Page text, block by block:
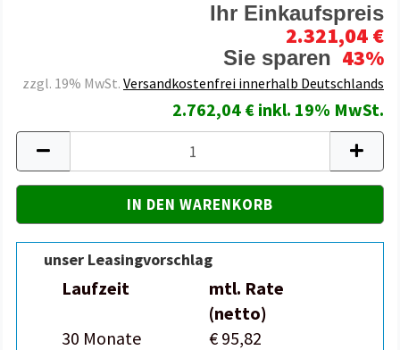
Ihr Einkaufspreis
2.321,04 €
Sie sparen 43%
zzgl. 19% MwSt. Versandkostenfrei innerhalb Deutschlands
2.762,04 € inkl. 19% MwSt.
unser Leasingvorschlag
Laufzeit
mtl. Rate
(netto)
30 Monate
€ 95,82